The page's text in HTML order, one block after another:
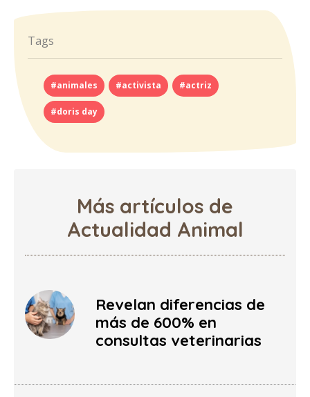
Tags
#animales #activista #actriz
#doris day
Más artículos de
Actualidad Animal
Revelan diferencias de
más de 600% en
consultas veterinarias